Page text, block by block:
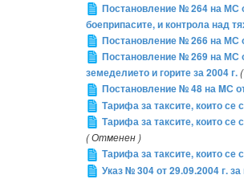
Постановление № 264 на МС
боеприпасите, и контрола над
Постановление № 266 на МС
Постановление № 269 на МС
земеделието и горите за 2004 г.
Постановление № 48 на MС
Тарифа за таксите, които
Тарифа за таксите, които се
( Отменен )
Тарифа за таксите, които се
Указ № 304 от 29.09.2004 г.